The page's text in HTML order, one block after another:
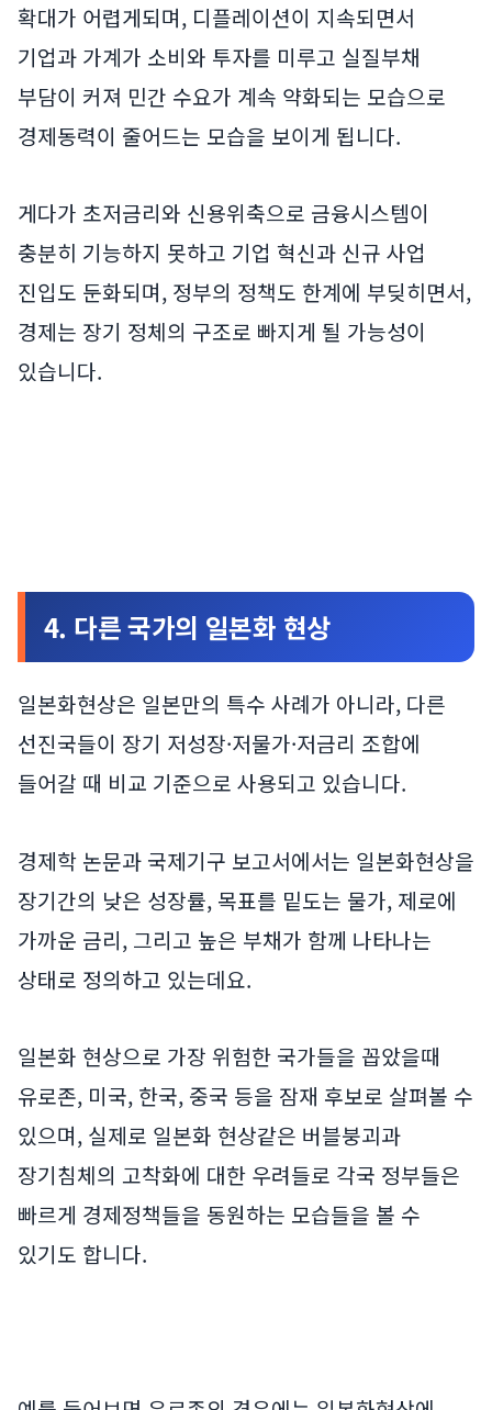
확대가 어렵게되며, 디플레이션이 지속되면서
기업과 가계가 소비와 투자를 미루고 실질부채
부담이 커져 민간 수요가 계속 약화되는 모습으로
경제동력이 줄어드는 모습을 보이게 됩니다.
게다가 초저금리와 신용위축으로 금융시스템이
충분히 기능하지 못하고 기업 혁신과 신규 사업
진입도 둔화되며, 정부의 정책도 한계에 부딪히면서,
경제는 장기 정체의 구조로 빠지게 될 가능성이
있습니다.
4. 다른 국가의 일본화 현상
일본화현상은 일본만의 특수 사례가 아니라, 다른
선진국들이 장기 저성장·저물가·저금리 조합에
들어갈 때 비교 기준으로 사용되고 있습니다.
경제학 논문과 국제기구 보고서에서는 일본화현상을
장기간의 낮은 성장률, 목표를 밑도는 물가, 제로에
가까운 금리, 그리고 높은 부채가 함께 나타나는
상태로 정의하고 있는데요.
일본화 현상으로 가장 위험한 국가들을 꼽았을때
유로존, 미국, 한국, 중국 등을 잠재 후보로 살펴볼 수
있으며, 실제로 일본화 현상같은 버블붕괴과
장기침체의 고착화에 대한 우려들로 각국 정부들은
빠르게 경제정책들을 동원하는 모습들을 볼 수
있기도 합니다.